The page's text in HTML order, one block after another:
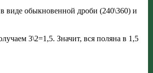
виде обыкновенной дроби (240\360) и
3\2=1,5. Значит, вся поляна в 1,5